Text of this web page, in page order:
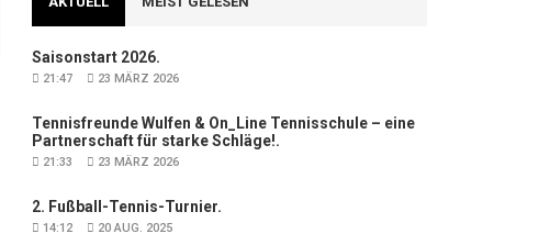
Saisonstart 2026.
21:47 23 MÄRZ 2026
Tennisfreunde Wulfen & On_Line Tennisschule – eine
Partnerschaft für starke Schläge!.
21:33 23 MÄRZ 2026
2. Fußball-Tennis-Turnier.
14:12 20 AUG. 2025